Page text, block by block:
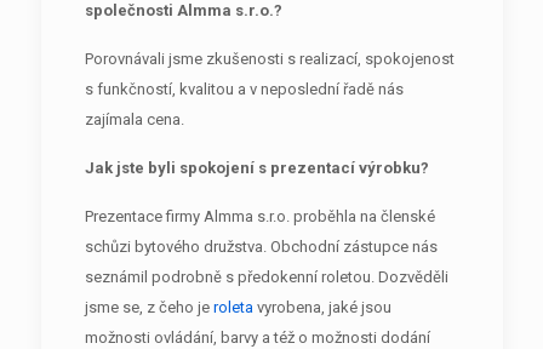
společnosti Almma s.r.o.?
Porovnávali jsme zkušenosti s realizací, spokojenost
s funkčností, kvalitou a v neposlední řadě nás
zajímala cena.
Jak jste byli spokojení s prezentací výrobku?
Prezentace firmy Almma s.r.o. proběhla na členské
schůzi bytového družstva. Obchodní zástupce nás
seznámil podrobně s předokenní roletou. Dozvěděli
jsme se, z čeho je roletavyrobena, jaké jsou
možnosti ovládání, barvy a též o možnosti dodání